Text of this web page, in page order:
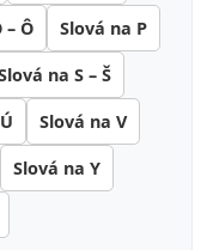
– Ô Slová na P
na S – Š
Slová na V
Slová na Y